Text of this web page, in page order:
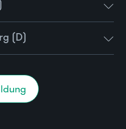
(D)